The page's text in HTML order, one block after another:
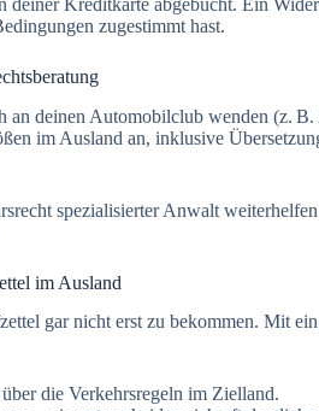
zugestimmt hast.
an deinen Automobilclub wenden (z.
im Ausland an, inklusive
spezialisierter Anwalt
im Ausland
gar nicht erst zu bekommen. Mit
die Verkehrsregeln im Zielland.